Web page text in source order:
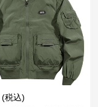
(税込)